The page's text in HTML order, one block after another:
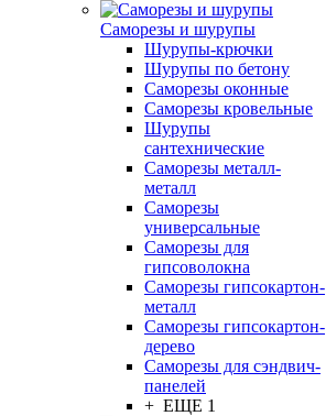
Саморезы и шурупы
Шурупы-крючки
Шурупы по бетону
Саморезы оконные
Саморезы кровельные
Шурупы
сантехнические
Саморезы металл-
металл
Саморезы
универсальные
Саморезы для
гипсоволокна
Саморезы гипсокартон-
металл
Саморезы гипсокартон-
дерево
Саморезы для сэндвич-
панелей
+ ЕЩЕ 1